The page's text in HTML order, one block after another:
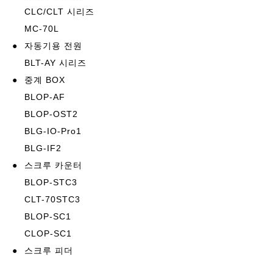
CLC/CLT 시리즈
MC-70L
●
자동기용 전원
BLT-AY 시리즈
●
중계 BOX
BLOP-AF
BLOP-OST2
BLG-IO-Pro1
BLG-IF2
●
스크루 카운터
BLOP-STC3
CLT-70STC3
BLOP-SC1
CLOP-SC1
●
스크루 피더